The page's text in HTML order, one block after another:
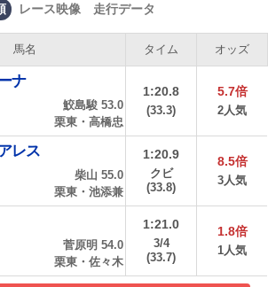
レース映像 走行データ
馬名 タイム オッズ
ナ
鮫島駿 53.0
栗東・高橋忠
1:20.8
(33.3)
5.7倍
2人気
レス
柴山 55.0
栗東・池添兼
1:20.9
クビ
(33.8)
8.5倍
3人気
菅原明 54.0
栗東・佐々木
1:21.0
3/4
(33.7)
1.8倍
1人気